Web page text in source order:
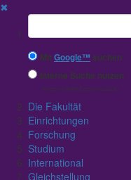
✖
Suchbegriff
MitGoogle™ suchen
Interne Suche nutzen
(eingeschränkte Ergebnisqualität)
Die Fakultät
Einrichtungen
Forschung
Studium
International
Gleichstellung